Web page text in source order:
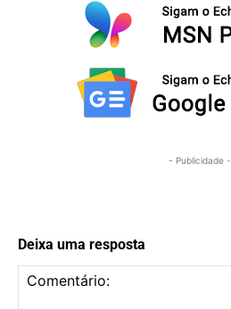
- Publicidade -
Deixa uma resposta